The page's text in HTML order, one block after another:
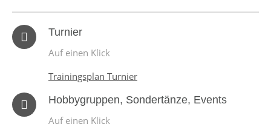
Turnier
Auf einen Klick
Trainingsplan Turnier
Hobbygruppen, Sondertänze, Events
Auf einen Klick